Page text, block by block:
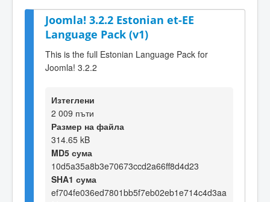
Joomla! 3.2.2 Estonian et-EE
Language Pack (v1)
This is the full Estonian Language Pack for
Joomla! 3.2.2
Изтеглени
2 009 пъти
Размер на файла
314.65 kB
MD5 сума
10d5a35a8b3e70673ccd2a66ff8d4d23
SHA1 сума
ef704fe036ed7801bb5f7eb02eb1e714c4d3aa